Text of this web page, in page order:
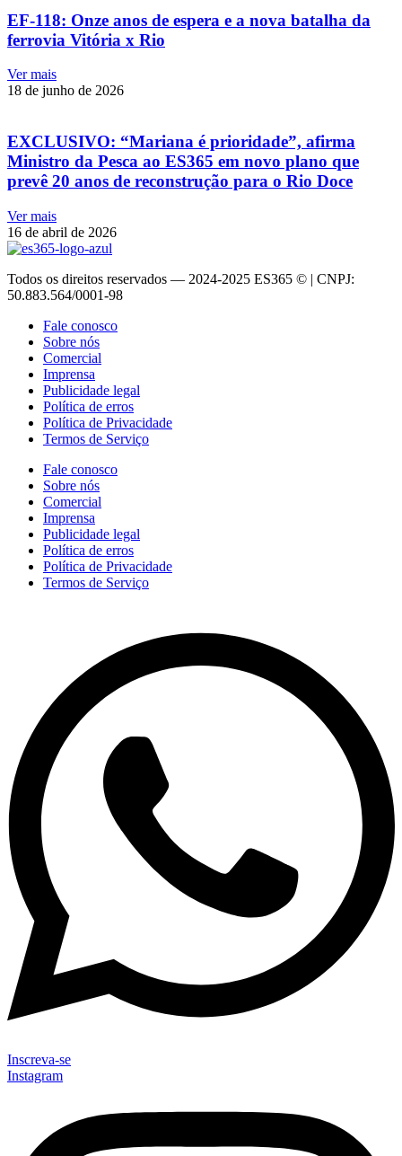
EF-118: Onze anos de espera e a nova batalha da
ferrovia Vitória x Rio
Ver mais
18 de junho de 2026
EXCLUSIVO: “Mariana é prioridade”, afirma
Ministro da Pesca ao ES365 em novo plano que
prevê 20 anos de reconstrução para o Rio Doce
Ver mais
16 de abril de 2026
Todos os direitos reservados — 2024-2025 ES365 © | CNPJ:
50.883.564/0001-98
Fale conosco
Sobre nós
Comercial
Imprensa
Publicidade legal
Política de erros
Política de Privacidade
Termos de Serviço
Fale conosco
Sobre nós
Comercial
Imprensa
Publicidade legal
Política de erros
Política de Privacidade
Termos de Serviço
Inscreva-se
Instagram